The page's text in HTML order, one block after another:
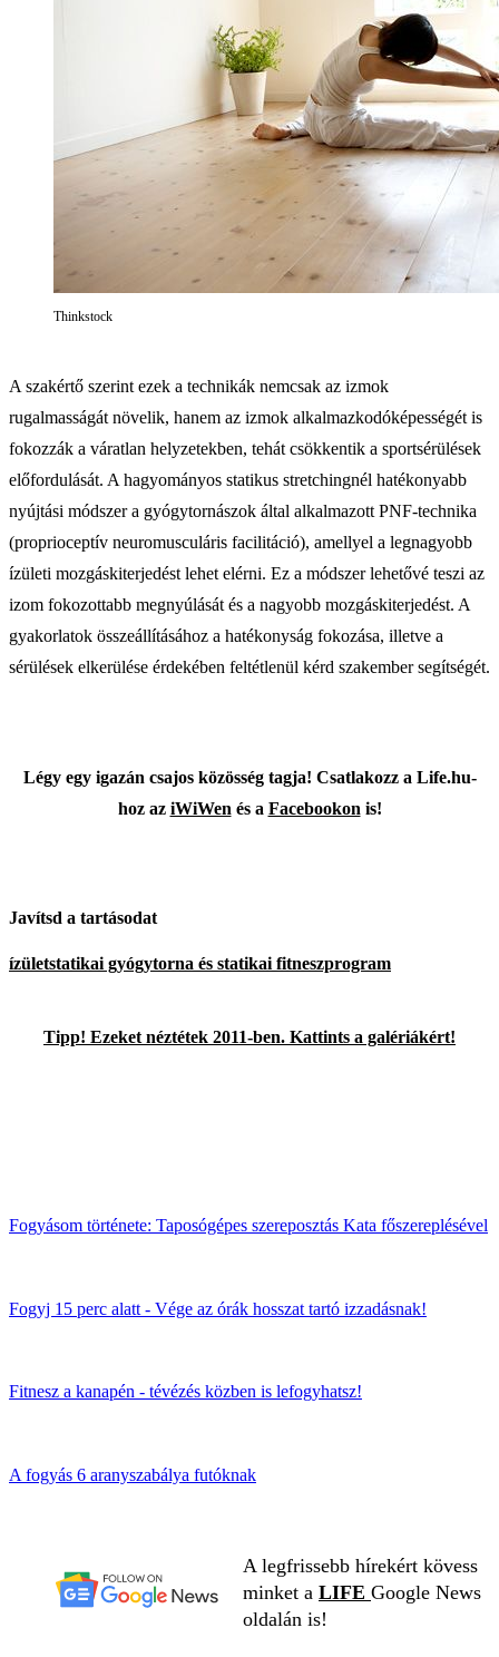
Thinkstock
A szakértő szerint ezek a technikák nemcsak az izmok
rugalmasságát növelik, hanem az izmok alkalmazkodóképességét is
fokozzák a váratlan helyzetekben, tehát csökkentik a sportsérülések
előfordulását. A hagyományos statikus stretchingnél hatékonyabb
nyújtási módszer a gyógytornászok által alkalmazott PNF-technika
(proprioceptív neuromusculáris facilitáció), amellyel a legnagyobb
ízületi mozgáskiterjedést lehet elérni. Ez a módszer lehetővé teszi az
izom fokozottabb megnyúlását és a nagyobb mozgáskiterjedést. A
gyakorlatok összeállításához a hatékonyság fokozása, illetve a
sérülések elkerülése érdekében feltétlenül kérd szakember segítségét.
Légy egy igazán csajos közösség tagja! Csatlakozz a Life.hu-
hoz az iWiWen és a Facebookon is!
Javítsd a tartásodat
ízületstatikai gyógytorna és statikai fitneszprogram
Tipp! Ezeket néztétek 2011-ben. Kattints a galériákért!
Fogyásom története: Taposógépes szereposztás Kata főszereplésével
Fogyj 15 perc alatt - Vége az órák hosszat tartó izzadásnak!
Fitnesz a kanapén - tévézés közben is lefogyhatsz!
A fogyás 6 aranyszabálya futóknak
A legfrissebb hírekért kövess
minket a LIFE Google News
oldalán is!